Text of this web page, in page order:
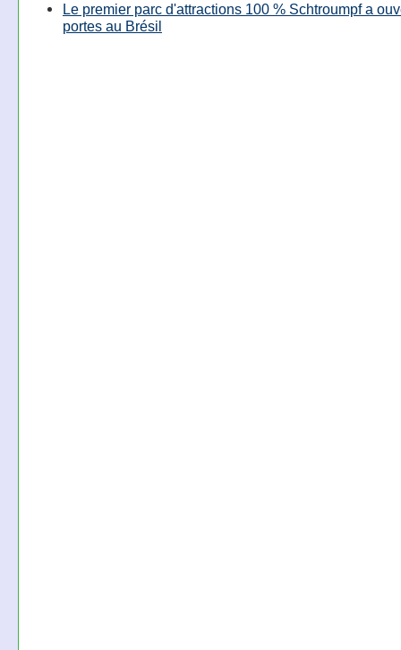
Le premier parc d'attractions 100 % Schtroumpf a
portes au Brésil